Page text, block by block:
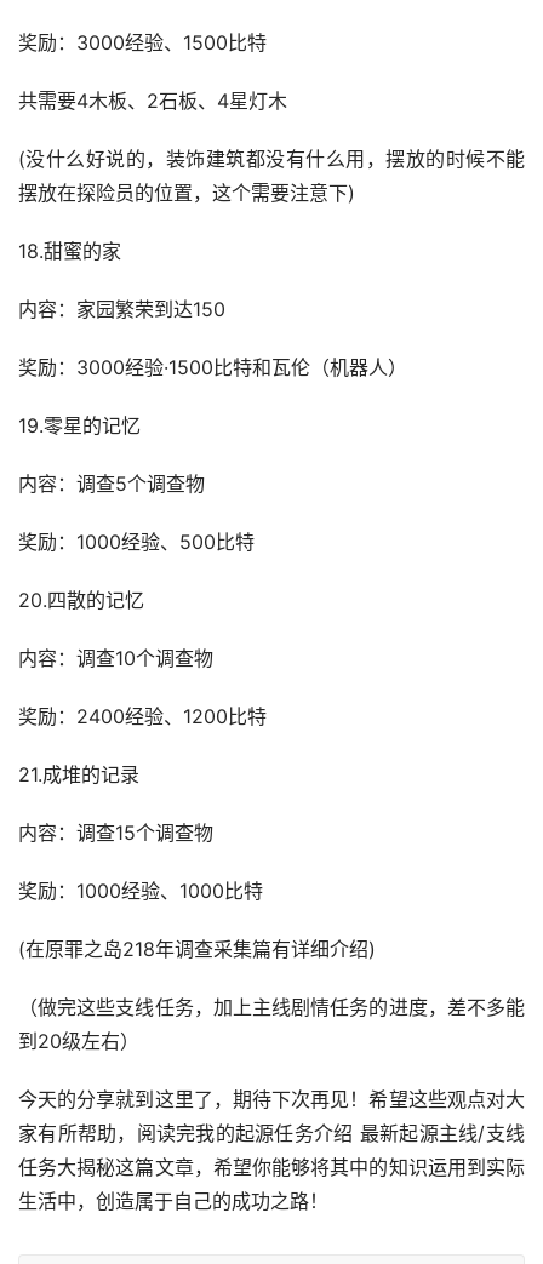
奖励：3000经验、1500比特
共需要4木板、2石板、4星灯木
(没什么好说的，装饰建筑都没有什么用，摆放的时候不能
摆放在探险员的位置，这个需要注意下)
18.甜蜜的家
内容：家园繁荣到达150
奖励：3000经验·1500比特和瓦伦（机器人）
19.零星的记忆
内容：调查5个调查物
奖励：1000经验、500比特
20.四散的记忆
内容：调查10个调查物
奖励：2400经验、1200比特
21.成堆的记录
内容：调查15个调查物
奖励：1000经验、1000比特
(在原罪之岛218年调查采集篇有详细介绍)
（做完这些支线任务，加上主线剧情任务的进度，差不多能
到20级左右）
今天的分享就到这里了，期待下次再见！希望这些观点对大
家有所帮助，阅读完我的起源任务介绍 最新起源主线/支线
任务大揭秘这篇文章，希望你能够将其中的知识运用到实际
生活中，创造属于自己的成功之路！